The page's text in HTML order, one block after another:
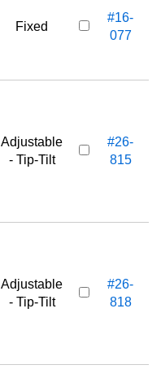
Fixed
#16-
077
Adjustable
- Tip-Tilt
#26-
815
Adjustable
- Tip-Tilt
#26-
818